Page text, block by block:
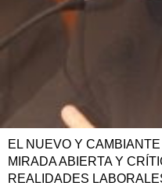
EL NUEVO Y
MIRADA ABIERTA Y
REALIDADES